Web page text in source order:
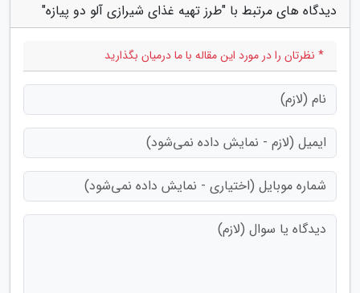
دیدگاه های مرتبط با "طرز تهیه غذای شیرازی آلو دو پیازه"
* نظرتان را در مورد این مقاله با ما درمیان بگذارید